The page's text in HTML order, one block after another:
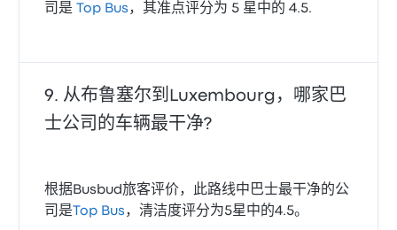
司是
Top Bus ，其准点评分为 5 星中的 4.5.
从布鲁塞尔到Luxembourg，哪家巴
士公司的车辆最干净?
根据Busbud旅客评价，此路线中巴士最干净的公
司是 Top Bus ，清洁度评分为5星中的4.5。